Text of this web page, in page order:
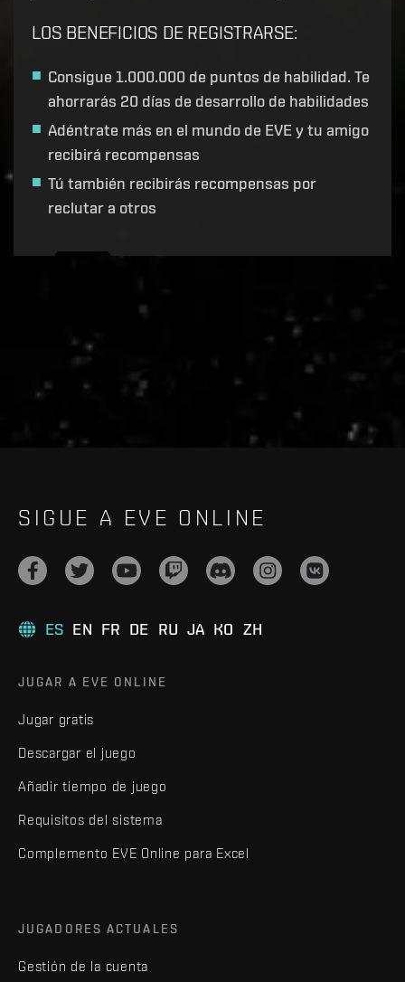
LOS BENEFICIOS DE REGISTRARSE:
Consigue 1.000.000 de puntos de habilidad. Te
ahorrarás 20 días de desarrollo de habilidades
Adéntrate más en el mundo de EVE y tu amigo
recibirá recompensas
Tú también recibirás recompensas por
reclutar a otros
live.evetech.net/api/v1
SIGUE A EVE ONLINE
ES EN FR DE RU JA KO ZH
JUGAR A EVE ONLINE
Jugar gratis
Descargar el juego
Añadir tiempo de juego
Requisitos del sistema
Complemento EVE Online para Excel
JUGADORES ACTUALES
Gestión de la cuenta